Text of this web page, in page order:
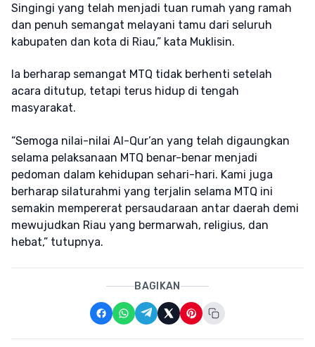
Singingi yang telah menjadi tuan rumah yang ramah
dan penuh semangat melayani tamu dari seluruh
kabupaten dan kota di Riau,” kata Muklisin.
Ia berharap semangat MTQ tidak berhenti setelah
acara ditutup, tetapi terus hidup di tengah
masyarakat.
“Semoga nilai-nilai Al-Qur’an yang telah digaungkan
selama pelaksanaan MTQ benar-benar menjadi
pedoman dalam kehidupan sehari-hari. Kami juga
berharap silaturahmi yang terjalin selama MTQ ini
semakin mempererat persaudaraan antar daerah demi
mewujudkan Riau yang bermarwah, religius, dan
hebat,” tutupnya.
BAGIKAN